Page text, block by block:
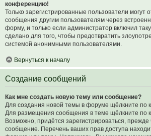
конференцию!
Только зарегистрированные пользователи могут
сообщения другим пользователям через
форму, и только если администратор включил
сделано для того, чтобы предотвратить
системой анонимными пользователями.
Вернуться к началу
Создание сообщений
Как мне создать новую тему или сообщение?
Для создания новой темы в форуме щёлкните по
Для размещения сообщения в теме щёлкните по
Возможно, придётся зарегистрироваться, прежде
сообщение. Перечень ваших прав доступа